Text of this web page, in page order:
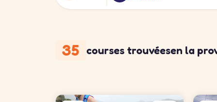
35 courses trouvéesen la